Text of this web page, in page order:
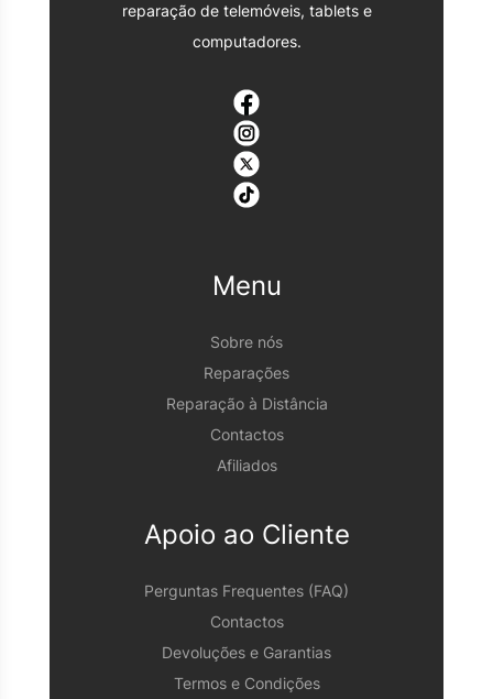
reparação de telemóveis, tablets e
computadores.
Menu
Sobre nós
Reparações
Reparação à Distância
Contactos
Afiliados
Apoio ao Cliente
Perguntas Frequentes (FAQ)
Contactos
Devoluções e Garantias
Termos e Condições